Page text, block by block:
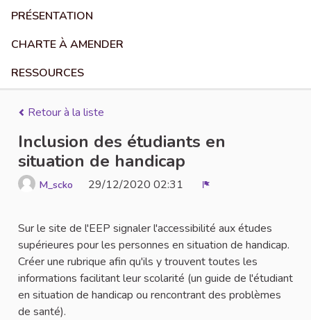
PRÉSENTATION
CHARTE À AMENDER
RESSOURCES
Retour à la liste
Inclusion des étudiants en
situation de handicap
M_scko 29/12/2020 02:31
Sur le site de l'EEP signaler l'accessibilité aux études
supérieures pour les personnes en situation de handicap.
Créer une rubrique afin qu'ils y trouvent toutes les
informations facilitant leur scolarité (un guide de l'étudiant
en situation de handicap ou rencontrant des problèmes
de santé).